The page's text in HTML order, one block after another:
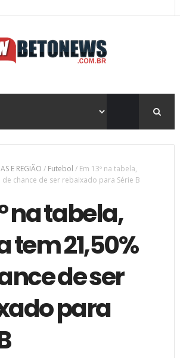
E REGIÃO / Futebol / Em 13º na tabela,
chance de ser rebaixado para Série B
na tabela,
tem 21,50%
de ser
para